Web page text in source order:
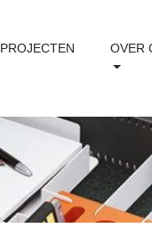
PROJECTEN OVER